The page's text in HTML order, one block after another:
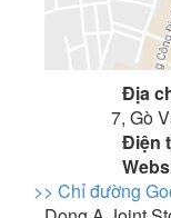
Địa
7, Gò
Điện
>> Chỉ đường